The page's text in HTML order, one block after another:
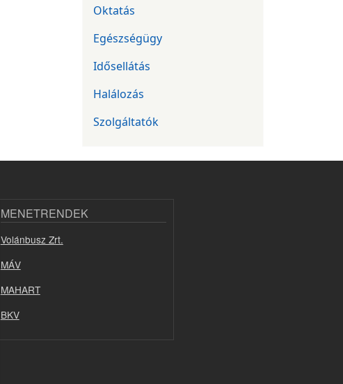
Oktatás
Egészségügy
Idősellátás
Halálozás
Szolgáltatók
MENETRENDEK
Volánbusz Zrt.
MÁV
MAHART
BKV